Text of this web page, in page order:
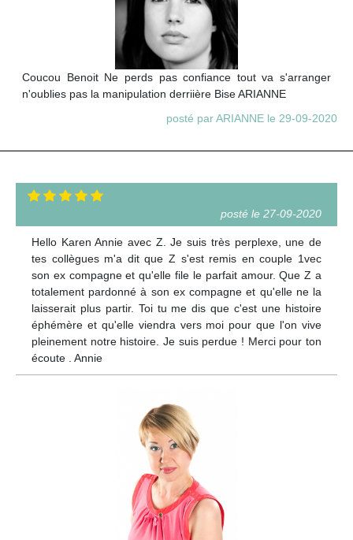
Coucou Benoit Ne perds pas confiance tout va s'arranger
n'oublies pas la manipulation derriière Bise ARIANNE
posté par ARIANNE le 29-09-2020
posté le 27-09-2020
Hello Karen Annie avec Z. Je suis très perplexe, une de
tes collègues m'a dit que Z s'est remis en couple 1vec
son ex compagne et qu'elle file le parfait amour. Que Z a
totalement pardonné à son ex compagne et qu'elle ne la
laisserait plus partir. Toi tu me dis que c'est une histoire
éphémère et qu'elle viendra vers moi pour que l'on vive
pleinement notre histoire. Je suis perdue ! Merci pour ton
écoute . Annie